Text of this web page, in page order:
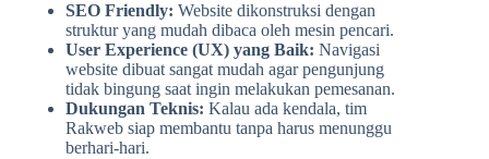
SEO Friendly: Website dikonstruksi dengan
struktur yang mudah dibaca oleh mesin pencari.
User Experience (UX) yang Baik: Navigasi
website dibuat sangat mudah agar pengunjung
tidak bingung saat ingin melakukan pemesanan.
Dukungan Teknis: Kalau ada kendala, tim
Rakweb siap membantu tanpa harus menunggu
berhari-hari.